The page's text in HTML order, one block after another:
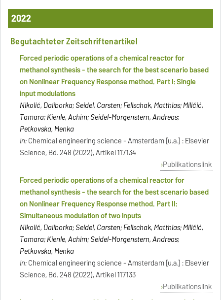
2022
Begutachteter Zeitschriftenartikel
Forced periodic operations of a chemical reactor for
methanol synthesis - the search for the best scenario based
on Nonlinear Frequency Response method. Part I: Single
input modulations
Nikolić, Daliborka; Seidel, Carsten; Felischak, Matthias; Miličić,
Tamara; Kienle, Achim; Seidel-Morgenstern, Andreas;
Petkovska, Menka
In:Chemical engineering science - Amsterdam [u.a.] : Elsevier
Science, Bd. 248 (2022), Artikel 117134
Publikationslink
Forced periodic operations of a chemical reactor for
methanol synthesis - the search for the best scenario based
on Nonlinear Frequency Response method. Part II:
Simultaneous modulation of two inputs
Nikolić, Daliborka; Seidel, Carsten; Felischak, Matthias; Miličić,
Tamara; Kienle, Achim; Seidel-Morgenstern, Andreas;
Petkovska, Menka
In:Chemical engineering science - Amsterdam [u.a.] : Elsevier
Science, Bd. 248 (2022), Artikel 117133
Publikationslink